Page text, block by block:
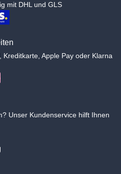
mit DHL und GLS
Kreditkarte, Apple Pay oder Klarna
Unser Kundenservice hilft Ihnen